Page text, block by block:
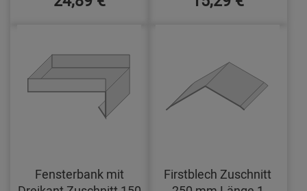
Fensterbank mit
Firstblech Zuschnitt